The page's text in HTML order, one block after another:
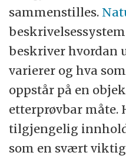
sammenstilles.
beskriver hvordan
varierer og hva
oppstår på en
etterprøvbar måte.
tilgjengelig
som en svært